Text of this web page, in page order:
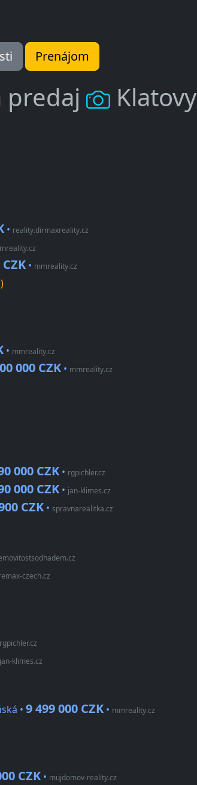
Prenájom
predaj Klatovy
• reality.dirmaxreality.cz
• mmreality.cz
• mmreality.cz
000 CZK • mmreality.cz
000 CZK • rgpichler.cz
000 CZK • jan-klimes.cz
CZK • spravnarealitka.cz
czech.cz
rgpichler.cz
jan-klimes.cz
• 9 499 000 CZK • mmreality.cz
CZK • mujdomov-reality.cz